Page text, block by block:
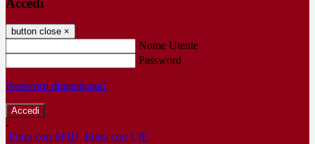
Accedi
button close ×
Nome Utente
Password
Password dimenticata?
-
Entra con SPID Entra con CIE